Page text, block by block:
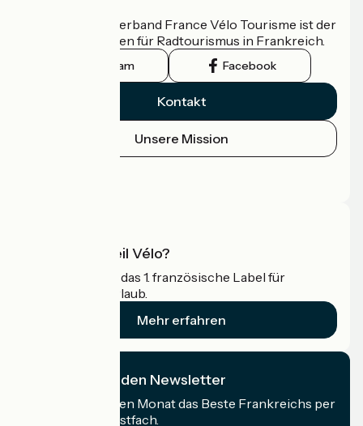
Der nationale Verband France Vélo Tourisme ist der
offizielle Leitfaden für Radtourismus in Frankreich.
Instagram Facebook
Kontakt
Unsere Mission
Was ist Accueil Vélo?
Accueil Vélo ist das 1. französische Label für
Radfahrer im Urlaub.
Mehr erfahren
Ich abonniere den Newsletter
Erhalten Sie jeden Monat das Beste Frankreichs per
Rad in Ihrem Postfach.